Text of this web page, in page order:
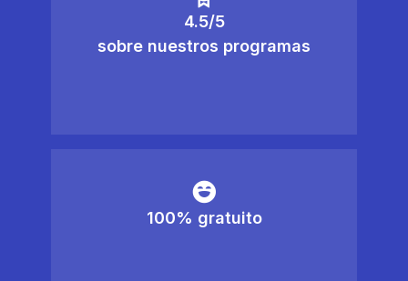
4.5/5
sobre nuestros programas
100% gratuito